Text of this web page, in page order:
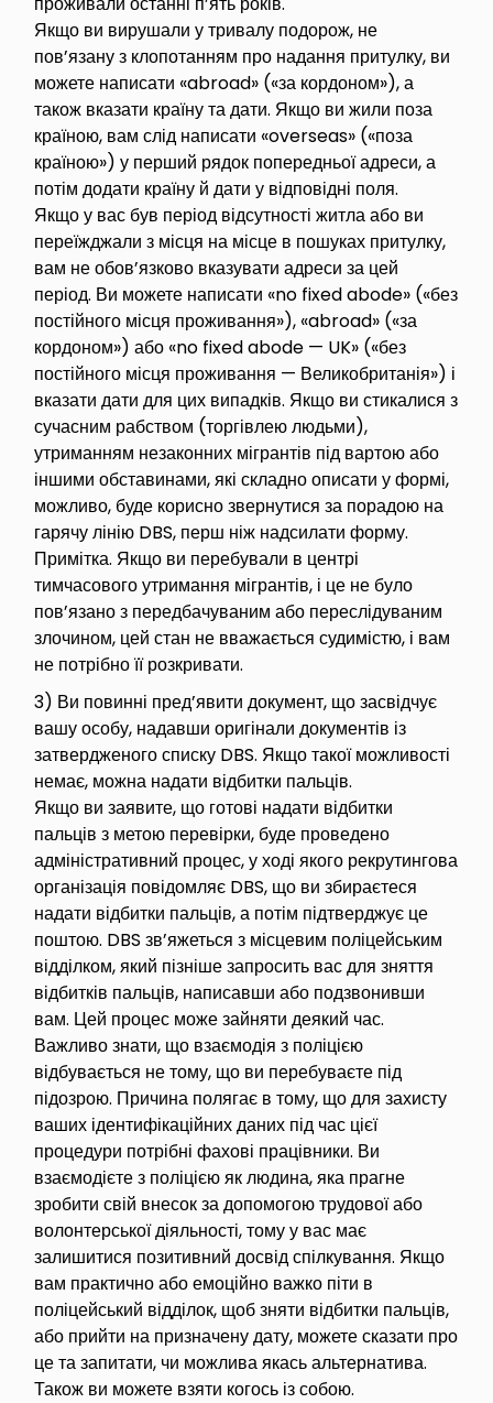
Якщо ви вирушали у тривалу подорож, не
пов’язану з клопотанням про надання притулку, ви
можете написати «abroad» («за кордоном»), а
також вказати країну та дати. Якщо ви жили поза
країною, вам слід написати «overseas» («поза
країною») у перший рядок попередньої адреси, а
потім додати країну й дати у відповідні поля.
Якщо у вас був період відсутності житла або ви
переїжджали з місця на місце в пошуках притулку,
вам не обов’язково вказувати адреси за цей
період. Ви можете написати «no fixed abode» («без
постійного місця проживання»), «abroad» («за
кордоном») або «no fixed abode — UK» («без
постійного місця проживання — Великобританія») і
вказати дати для цих випадків. Якщо ви стикалися з
сучасним рабством (торгівлею людьми),
утриманням незаконних мігрантів під вартою або
іншими обставинами, які складно описати у формі,
можливо, буде корисно звернутися за порадою на
гарячу лінію DBS, перш ніж надсилати форму.
Примітка. Якщо ви перебували в центрі
тимчасового утримання мігрантів, і це не було
пов’язано з передбачуваним або переслідуваним
злочином, цей стан не вважається судимістю, і вам
не потрібно її розкривати.
3) Ви повинні пред’явити документ, що засвідчує
вашу особу, надавши оригінали документів із
затвердженого списку DBS. Якщо такої можливості
немає, можна надати відбитки пальців.
Якщо ви заявите, що готові надати відбитки
пальців з метою перевірки, буде проведено
адміністративний процес, у ході якого рекрутингова
організація повідомляє DBS, що ви збираєтеся
надати відбитки пальців, а потім підтверджує це
поштою. DBS зв’яжеться з місцевим поліцейським
відділком, який пізніше запросить вас для зняття
відбитків пальців, написавши або подзвонивши
вам. Цей процес може зайняти деякий час.
Важливо знати, що взаємодія з поліцією
відбувається не тому, що ви перебуваєте під
підозрою. Причина полягає в тому, що для захисту
ваших ідентифікаційних даних під час цієї
процедури потрібні фахові працівники. Ви
взаємодієте з поліцією як людина, яка прагне
зробити свій внесок за допомогою трудової або
волонтерської діяльності, тому у вас має
залишитися позитивний досвід спілкування. Якщо
вам практично або емоційно важко піти в
поліцейський відділок, щоб зняти відбитки пальців,
або прийти на призначену дату, можете сказати про
це та запитати, чи можлива якась альтернатива.
Також ви можете взяти когось із собою.